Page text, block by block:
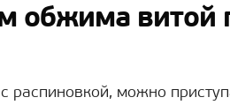
обжима витой
распиновкой, можно